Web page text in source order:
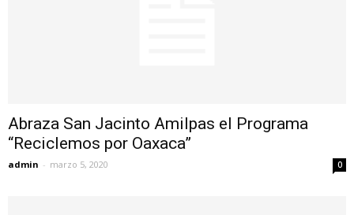
Abraza San Jacinto Amilpas el Programa
“Reciclemos por Oaxaca”
admin - marzo 5, 2020 0